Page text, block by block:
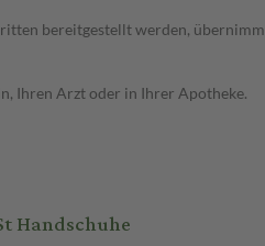
bereitgestellt werden,
Ihren Arzt oder in Ihrer Apotheke.
Handschuhe